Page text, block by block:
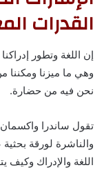
القدرات
إن اللغة وتطور
وهي ما ميزنا ومكننا
نحن فيه من حضارة.
تقول ساندرا واكسمان
اللغة والإدراك وكيف